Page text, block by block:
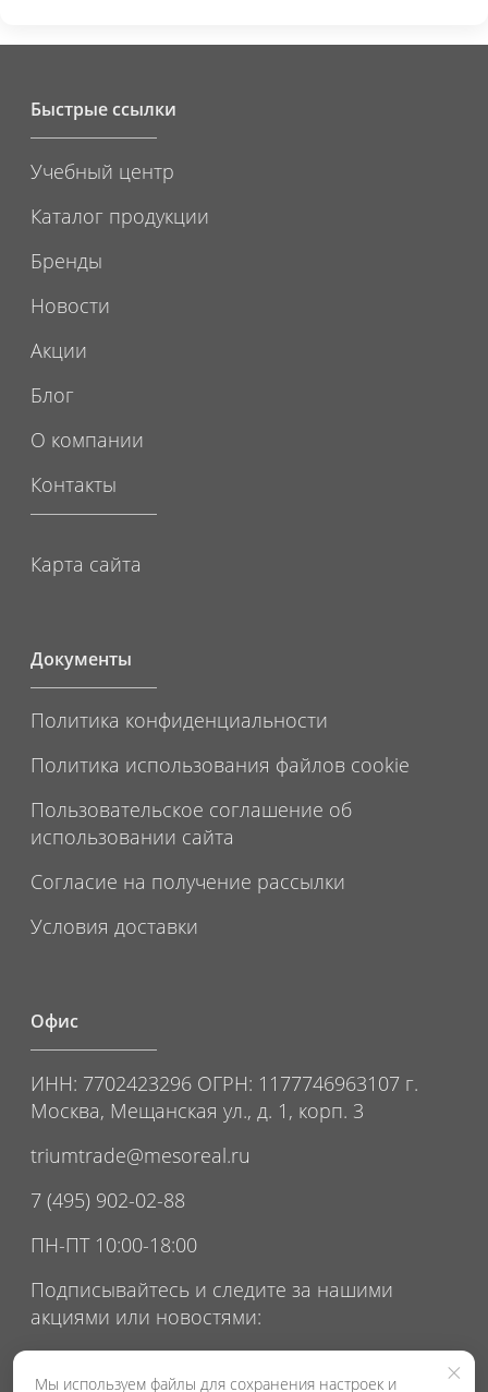
×
Мы используем файлы для сохранения настроек и
Быстрые ссылки
Учебный центр
Каталог продукции
Бренды
Новости
Акции
Блог
О компании
Контакты
Карта сайта
Документы
Политика конфиденциальности
Политика использования файлов cookie
Пользовательское соглашение об
использовании сайта
Согласие на получение рассылки
Условия доставки
Офис
ИНН: 7702423296 ОГРН: 1177746963107 г.
Москва, Мещанская ул., д. 1, корп. 3
triumtrade@mesoreal.ru
7 (495) 902-02-88
ПН-ПТ 10:00-18:00
Подписывайтесь и следите за нашими
акциями или новостями: